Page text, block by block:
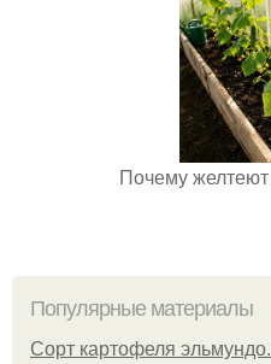
Почему желтеют
Популярные материалы
Сорт картофеля